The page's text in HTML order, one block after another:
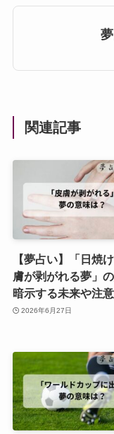
関連記事
【夢占い】「日焼
膚が剥がれる夢」の
暗示する未来や注
2026年6月27日